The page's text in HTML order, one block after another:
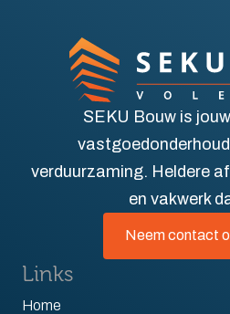
SEKU Bouw is
verduurzaming. Heldere
en vakwerk
Neem contact
Links
Home